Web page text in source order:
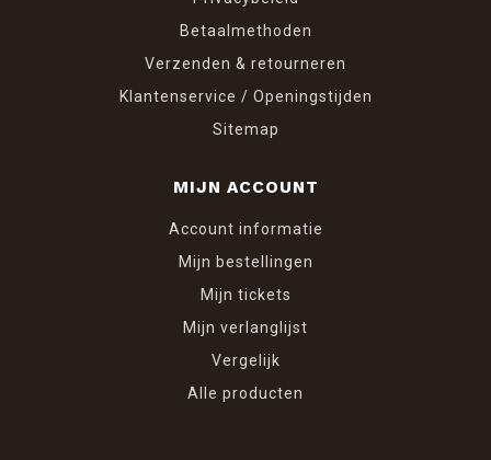
Betaalmethoden
Verzenden & retourneren
Klantenservice / Openingstijden
Sitemap
MIJN ACCOUNT
Account informatie
Mijn bestellingen
Mijn tickets
Mijn verlanglijst
Vergelijk
Alle producten